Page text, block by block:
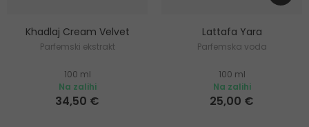
Khadlaj Cream Velvet
Parfemski ekstrakt
100 ml
Na zalihi
34,50 €
Lattafa Yara
Parfemska voda
100 ml
Na zalihi
25,00 €